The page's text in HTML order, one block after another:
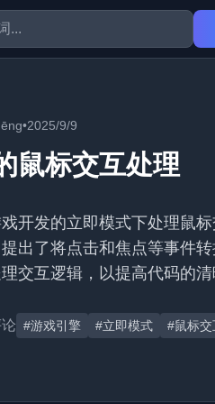
•2025/9/9
鼠标交互处理
开发的立即模式下处理鼠
出了将点击和焦点等事件
交互逻辑，以提高代码的清
#游戏引擎 #立即模式 #鼠标交